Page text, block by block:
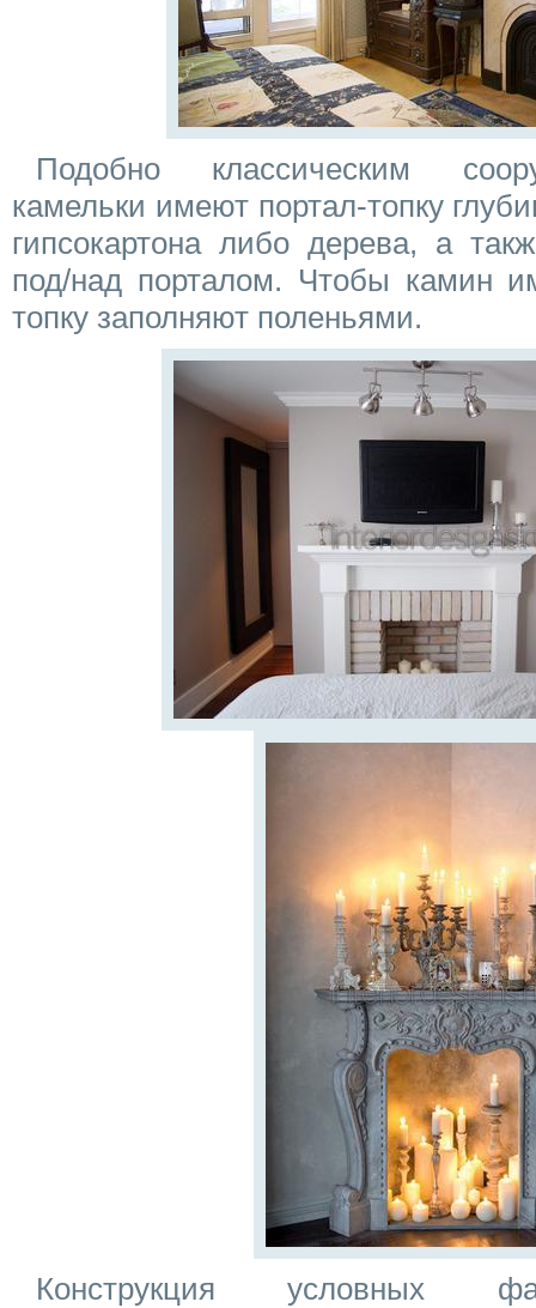
Подобно классическим
камельки имеют портал-топку
гипсокартона либо дерева, а
под/над порталом. Чтобы камин
топку заполняют поленьями.
Конструкция условных